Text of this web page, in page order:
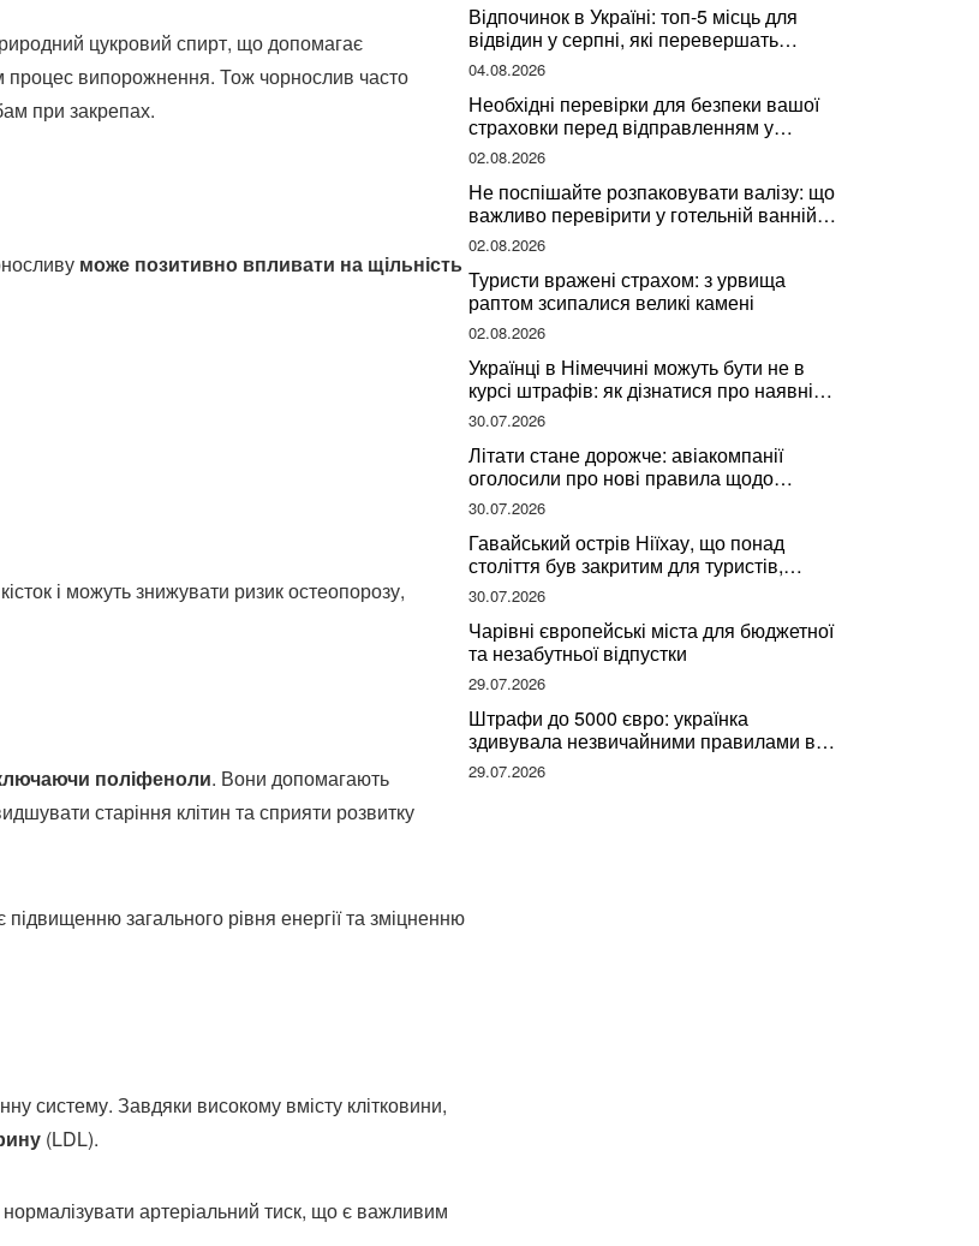
цукровий спирт, що допомагає
випорожнення. Тож чорнослив часто
при закрепах.
може позитивно впливати на щільність
і можуть знижувати ризик остеопорозу,
поліфеноли. Вони допомагають
старіння клітин та сприяти розвитку
загального рівня енергії та зміцненню
систему. Завдяки високому вмісту клітковини,
(LDL).
артеріальний тиск, що є важливим
Відпочинок в Україні: топ-5 місць для
відвідин у серпні, які перевершать
закордонні враження
04.08.2026
Необхідні перевірки для безпеки вашої
страховки перед відправленням у
подорож
02.08.2026
Не поспішайте розпаковувати валізу: що
важливо перевірити у готельній ванній
за словами досвідченої мандрівниці
02.08.2026
Туристи вражені страхом: з урвища
раптом зсипалися великі камені
02.08.2026
Українці в Німеччині можуть бути не в
курсі штрафів: як дізнатися про наявні
борги
30.07.2026
Літати стане дорожче: авіакомпанії
оголосили про нові правила щодо
вибору місць
30.07.2026
Гавайський острів Ніїхау, що понад
століття був закритим для туристів,
починає приймати перших відвідувачів
30.07.2026
Чарівні європейські міста для бюджетної
та незабутньої відпустки
29.07.2026
Штрафи до 5000 євро: українка
здивувала незвичайними правилами в
Німеччині та поділилася правдою
29.07.2026